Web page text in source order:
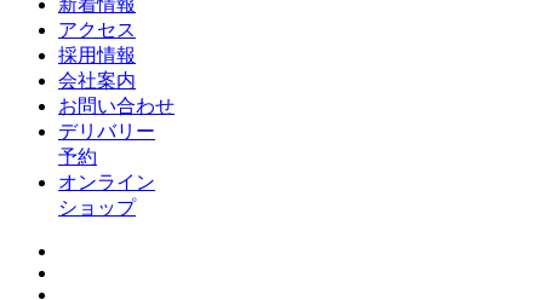
新着情報
アクセス
採用情報
会社案内
お問い合わせ
デリバリー
予約
オンライン
ショップ